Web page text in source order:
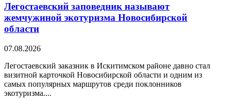
Легостаевский заповедник называют
жемчужиной экотуризма Новосибирской
области
07.08.2026
Легостаевский заказник в Искитимском районе давно стал
визитной карточкой Новосибирской области и одним из
самых популярных маршрутов среди поклонников
экотуризма....